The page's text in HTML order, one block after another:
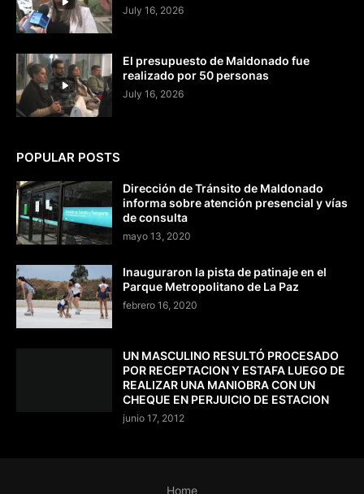
July 16, 2026
El presupuesto de Maldonado fue
realizado por 50 personas
July 16, 2026
POPULAR POSTS
Dirección de Tránsito de Maldonado
informa sobre atención presencial y vías
de consulta
mayo 13, 2020
Inauguraron la pista de patinaje en el
Parque Metropolitano de La Paz
febrero 16, 2020
UN MASCULINO RESULTÓ PROCESADO
POR RECEPTACION Y ESTAFA LUEGO DE
REALIZAR UNA MANIOBRA CON UN
CHEQUE EN PERJUICIO DE ESTACION
junio 17, 2012
Home